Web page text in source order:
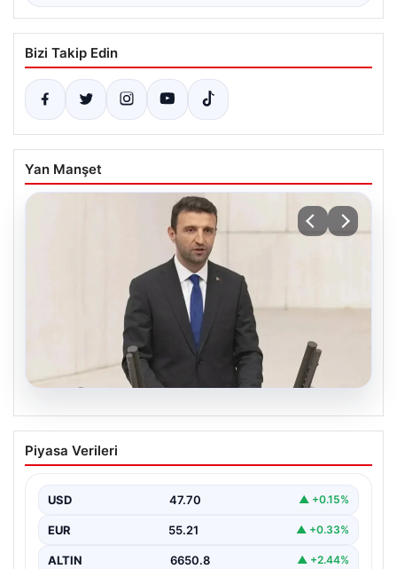
Bizi Takip Edin
Yan Manşet
AKP’li Vekil Barınma Sorununun
Sorumluluğunu Gençlere Yükledi
Kurulu’nda yapılan tartışmalarla bir kez daha gündeme…
Piyasa Verileri
USD 47.70 ▲ +0.15%
EUR 55.21 ▲ +0.33%
ALTIN 6650.8 ▲ +2.44%